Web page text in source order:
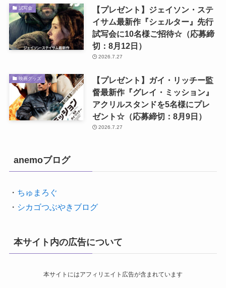
試写会
【プレゼント】ジェイソン・ステ
イサム最新作『シェルター』先行
試写会に10名様ご招待☆（応募締
切：8月12日）
2026.7.27
映画グッズ
【プレゼント】ガイ・リッチー監
督最新作『グレイ・ミッション』
アクリルスタンドを5名様にプレ
ゼント☆（応募締切：8月9日）
2026.7.27
anemoブログ
・ ちゅまろぐ
・ シカゴつぶやきブログ
本サイト内の広告について
本サイトにはアフィリエイト広告が含まれています